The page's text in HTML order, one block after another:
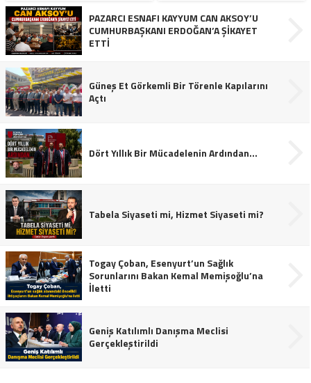
PAZARCI ESNAFI KAYYUM CAN AKSOY’U
CUMHURBAŞKANI ERDOĞAN’A ŞİKAYET
ETTİ
Güneş Et Görkemli Bir Törenle Kapılarını
Açtı
Dört Yıllık Bir Mücadelenin Ardından…
Tabela Siyaseti mi, Hizmet Siyaseti mi?
Togay Çoban, Esenyurt’un Sağlık
Sorunlarını Bakan Kemal Memişoğlu’na
İletti
Geniş Katılımlı Danışma Meclisi
Gerçekleştirildi